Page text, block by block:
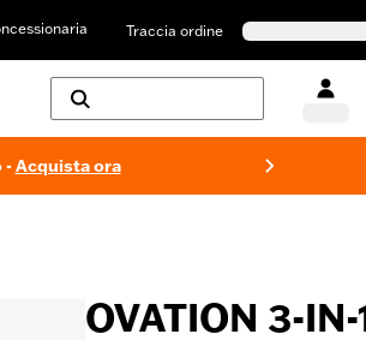
Traccia ordine
-Acquista ora
OVATION 3-